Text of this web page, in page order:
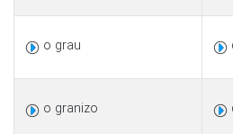
o grau
o granizo